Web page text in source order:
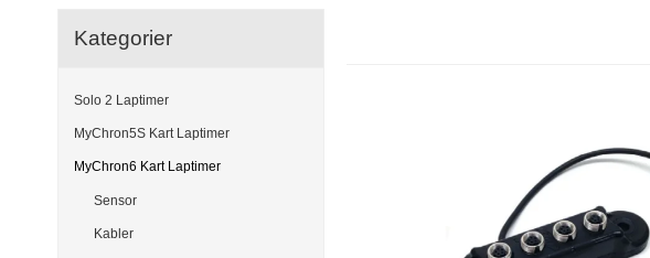
Kategorier
Solo 2 Laptimer
MyChron5S Kart Laptimer
MyChron6 Kart Laptimer
Sensor
Kabler